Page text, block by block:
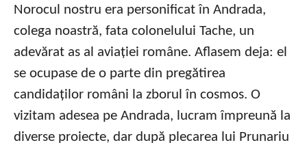
Norocul nostru era personificat în Andrada,
colega noastră, fata colonelului Tache, un
adevărat as al aviației române. Aflasem deja: el
se ocupase de o parte din pregătirea
candidaților români la zborul în cosmos. O
vizitam adesea pe Andrada, lucram împreună la
diverse proiecte, dar după plecarea lui Prunariu